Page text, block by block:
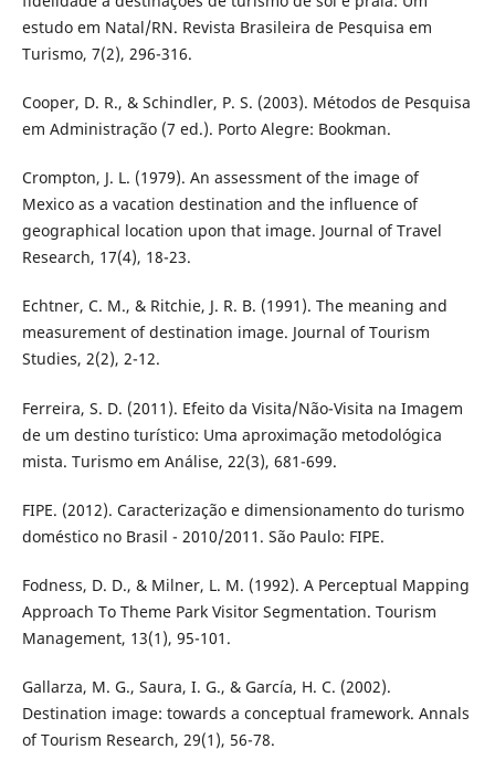
estudo em Natal/RN. Revista Brasileira de Pesquisa em
Turismo, 7(2), 296-316.
Cooper, D. R., & Schindler, P. S. (2003). Métodos de Pesquisa
em Administração (7 ed.). Porto Alegre: Bookman.
Crompton, J. L. (1979). An assessment of the image of
Mexico as a vacation destination and the influence of
geographical location upon that image. Journal of Travel
Research, 17(4), 18-23.
Echtner, C. M., & Ritchie, J. R. B. (1991). The meaning and
measurement of destination image. Journal of Tourism
Studies, 2(2), 2-12.
Ferreira, S. D. (2011). Efeito da Visita/Não-Visita na Imagem
de um destino turístico: Uma aproximação metodológica
mista. Turismo em Análise, 22(3), 681-699.
FIPE. (2012). Caracterização e dimensionamento do turismo
doméstico no Brasil - 2010/2011. São Paulo: FIPE.
Fodness, D. D., & Milner, L. M. (1992). A Perceptual Mapping
Approach To Theme Park Visitor Segmentation. Tourism
Management, 13(1), 95-101.
Gallarza, M. G., Saura, I. G., & García, H. C. (2002).
Destination image: towards a conceptual framework. Annals
of Tourism Research, 29(1), 56-78.